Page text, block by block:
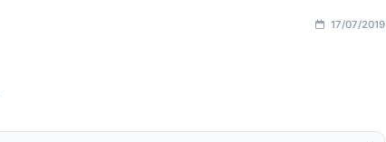
17/07/2019